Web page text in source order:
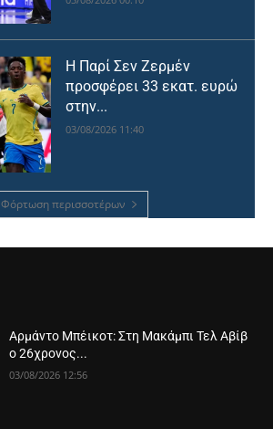
Η Παρί Σεν Ζερμέν
προσφέρει 33 εκατ. ευρώ
στην...
03/08/2026 11:40
Φόρτωση περισσοτέρων
Αρμάντο Μπέικοτ: Στη Μακάμπι Τελ Αβίβ
ο 26χρονος...
03/08/2026 12:56